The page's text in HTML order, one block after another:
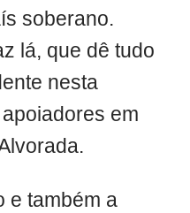
soberano.
lá, que dê tudo
nesta
em
e também a